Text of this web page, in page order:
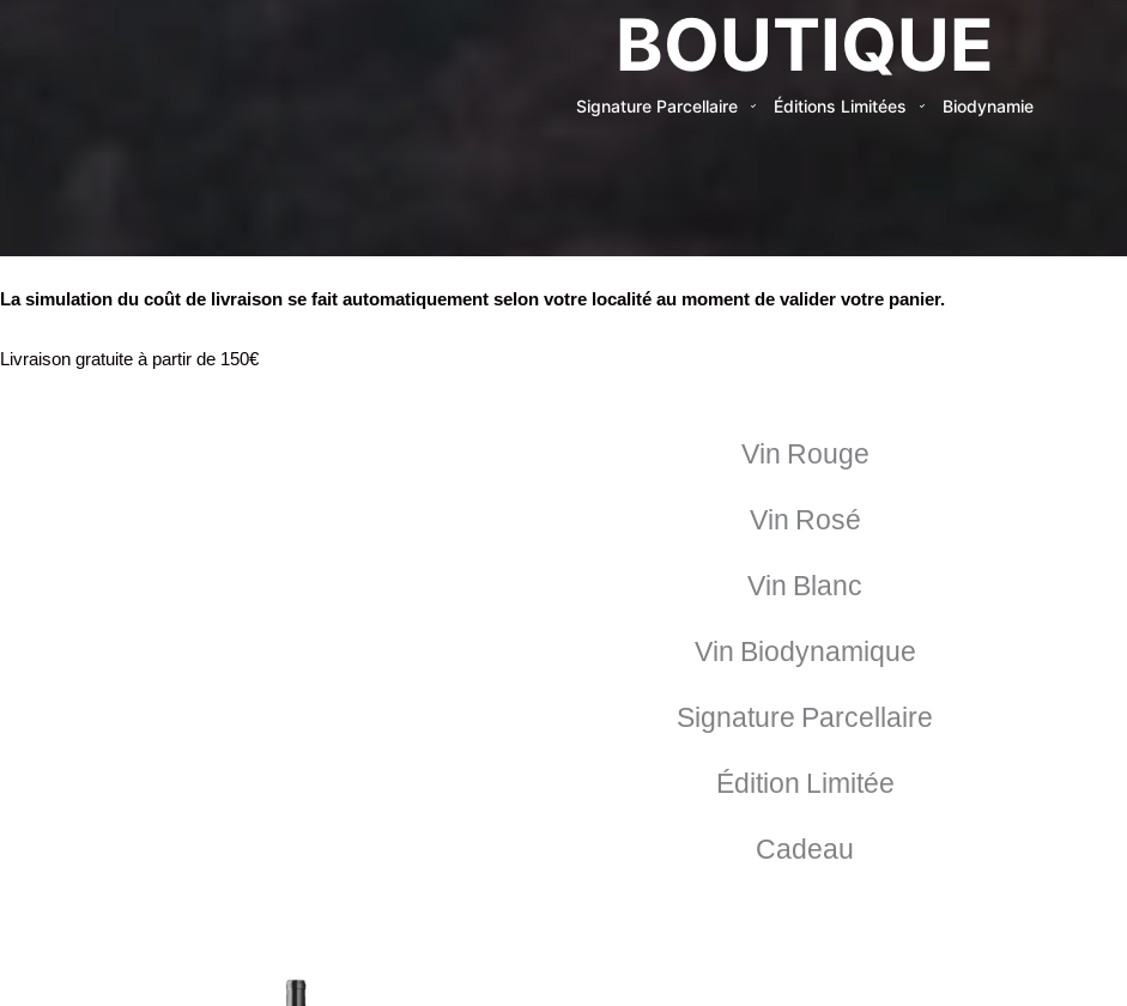
BOUTIQUE
Signature Parcellaire Éditions Limitées Biodynamie
La simulation du coût de livraison se fait automatiquement selon votre localité au moment de valider votre panier.
Livraison gratuite à partir de 150€
Vin Rouge
Vin Rosé
Vin Blanc
Vin Biodynamique
Signature Parcellaire
Édition Limitée
Cadeau